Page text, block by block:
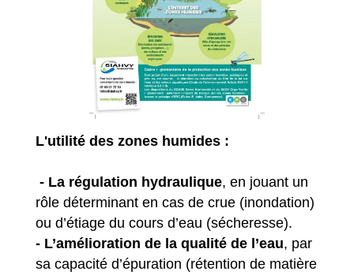
L'utilité des zones humides :
- La régulation hydraulique, en jouant un
rôle déterminant en cas de crue (inondation)
ou d’étiage du cours d’eau (sécheresse).
- L’amélioration de la qualité de l’eau, par
sa capacité d’épuration (rétention de matière